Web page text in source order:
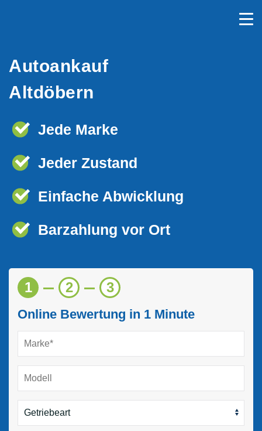
Autoankauf
Altdöbern
Jede Marke
Jeder Zustand
Einfache Abwicklung
Barzahlung vor Ort
1 2 3
Online Bewertung in 1 Minute